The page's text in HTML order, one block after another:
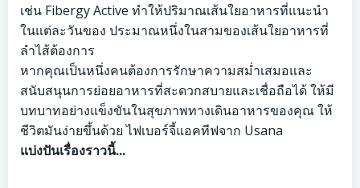
เช่น Fibergy Active ทำให้ปริมาณเส้นใยอาหารที่แนะนำ
ในแต่ละวันของ ประมาณหนึ่งในสามของเส้นใยอาหารที่
ลำไส้ต้องการ
หากคุณเป็นหนึ่งคนต้องการรักษาความสม่ำเสมอและ
สนับสนุนการย่อยอาหารที่สะดวกสบายและเชื่อถือได้ ให้มี
บทบาทอย่างแข็งขันในสุขภาพทางเดินอาหารของคุณ ให้
ชีวิตมันง่ายขึ้นด้วย ไฟเบอร์จี้แอคทีฟจาก Usana
แบ่งปันเรื่องราวนี้...